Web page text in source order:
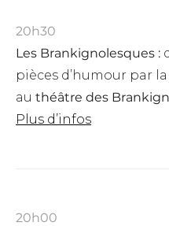
20h30
Les Brankignolesques :
pièces d’humour par
au théâtre des
Plus d’infos
20h00